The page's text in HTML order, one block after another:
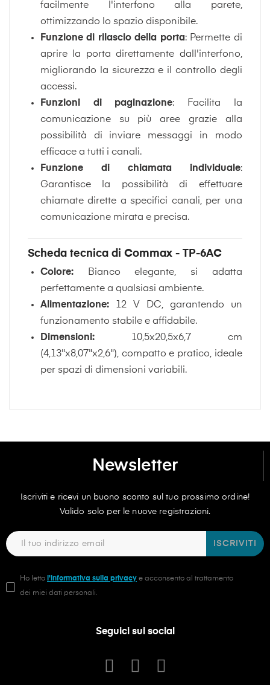
facilmente l'interfono alla parete,
ottimizzando lo spazio disponibile.
Funzione di rilascio della porta: Permette di
aprire la porta direttamente dall'interfono,
migliorando la sicurezza e il controllo degli
accessi.
Funzioni di paginazione: Facilita la
comunicazione su più aree grazie alla
possibilità di inviare messaggi in modo
efficace a tutti i canali.
Funzione di chiamata individuale:
Garantisce la possibilità di effettuare
chiamate dirette a specifici canali, per una
comunicazione mirata e precisa.
Scheda tecnica di Commax - TP-6AC
Colore:Bianco elegante, si adatta
perfettamente a qualsiasi ambiente.
Alimentazione:12 V DC, garantendo un
funzionamento stabile e affidabile.
Dimensioni:10,5x20,5x6,7 cm
(4,13"x8,07"x2,6"), compatto e pratico, ideale
per spazi di dimensioni variabili.
Newsletter
Iscriviti e ricevi un buono sconto sul tuo prossimo ordine!
Valido solo per le nuove registrazioni.
ISCRIVITI
Ho letto l'informativa sulla privacy e acconsento al trattamento
dei miei dati personali.
Seguici sui social